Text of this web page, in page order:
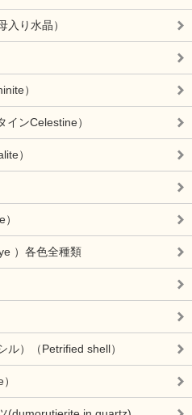
入り水晶）
）
ンCelestine）
）
）各色全種類
ル）（Petrified shell）